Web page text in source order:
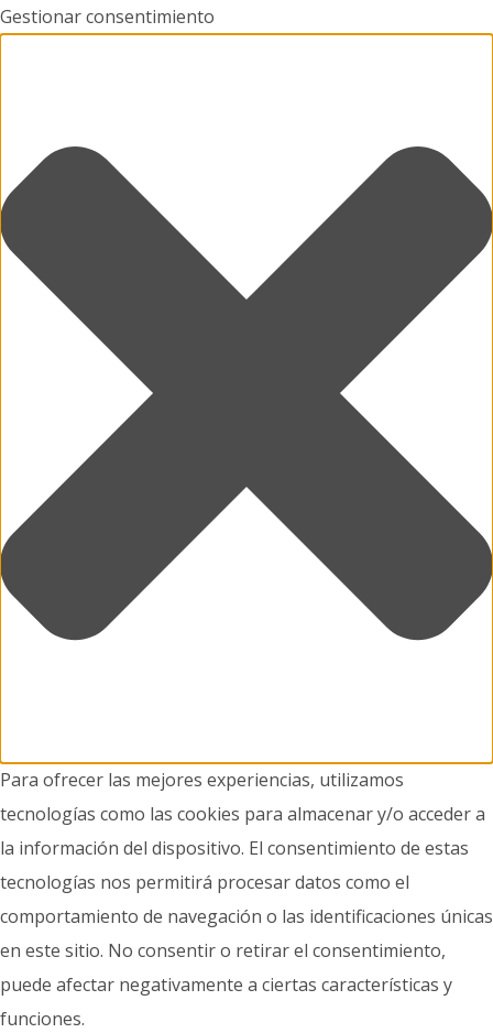
Gestionar consentimiento
Para ofrecer las mejores experiencias, utilizamos
tecnologías como las cookies para almacenar y/o acceder a
la información del dispositivo. El consentimiento de estas
tecnologías nos permitirá procesar datos como el
comportamiento de navegación o las identificaciones únicas
en este sitio. No consentir o retirar el consentimiento,
puede afectar negativamente a ciertas características y
funciones.